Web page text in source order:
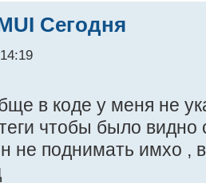
Сегодня
в коде у меня не
чтобы было видно
не поднимать имхо ,